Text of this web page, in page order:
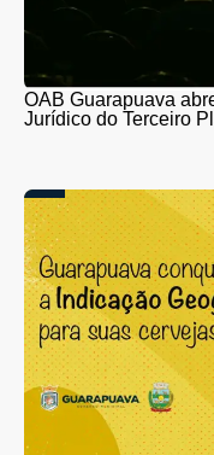
OAB Guarapuava
Jurídico do Terceiro